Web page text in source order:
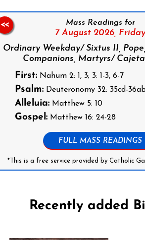
Mass Readings for
7 August 2026,
Ordinary Weekday/ Sixtus II,
Companions, Martyrs/
First:Nahum 2: 1, 3; 3: 1-3, 6-7
Psalm:Deuteronomy 32: 35cd-
Alleluia:Matthew 5: 10
Gospel:Matthew 16: 24-28
FULL MASS READINGS
*This is a free service provided by Catholic
<<
Recently added